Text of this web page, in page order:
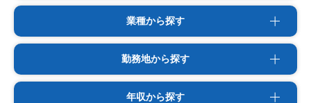
業種から探す
勤務地から探す
年収から探す